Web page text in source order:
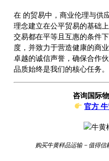
在 的贸易中，商业伦理与供
理念建立在公平贸易的基础
交易都在平等且互惠的条件
度，并致力于营造健康的商
卓越的诚信声誉，确保合作
品质始终是我们的核心任务。
咨询国际
官方
购买牛黄样品运输 – 值得